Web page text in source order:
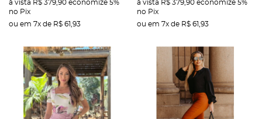
à vista R$ 379,90 economize 5%
no Pix
ou em 7x de R$ 61,93
à vista R$ 379,90 economize 5%
no Pix
ou em 7x de R$ 61,93